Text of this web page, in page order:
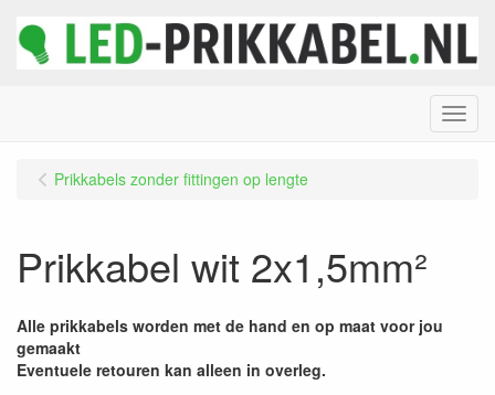
Menu
Prikkabels zonder fittingen op lengte
Prikkabel wit 2x1,5mm²
Alle prikkabels worden met de hand en op maat voor jou
gemaakt
Eventuele retouren kan alleen in overleg.